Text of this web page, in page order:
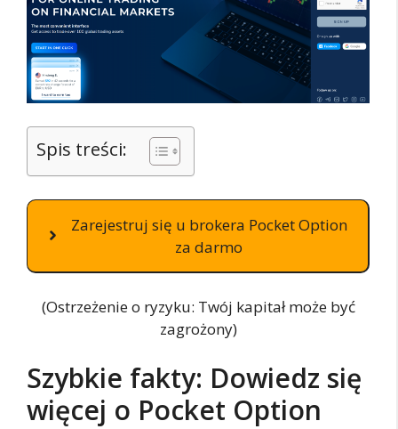
Spis treści:
Zarejestruj się u brokera Pocket Option
za darmo
(Ostrzeżenie o ryzyku: Twój kapitał może być
zagrożony)
Szybkie fakty: Dowiedz się
więcej o Pocket Option